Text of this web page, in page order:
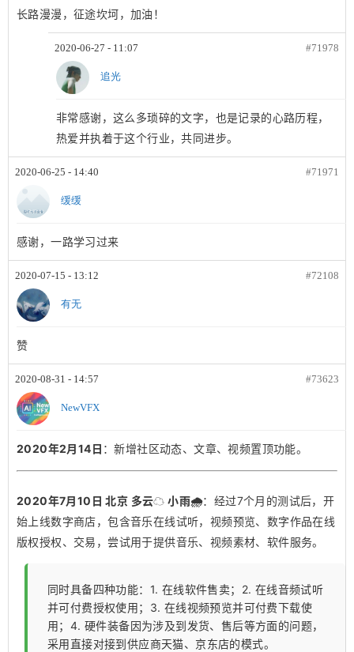
长路漫漫，征途坎坷，加油！
2020-06-27 - 11:07 #71978
追光
非常感谢，这么多琐碎的文字，也是记录的心路历程，
热爱并执着于这个行业，共同进步。
2020-06-25 - 14:40 #71971
缓缓
感谢，一路学习过来
2020-07-15 - 13:12 #72108
有无
赞
2020-08-31 - 14:57 #73623
NewVFX
2020年2月14日 ：新增社区动态、文章、视频置顶功能。
2020年7月10日 北京 多云☁️ 小雨🌧️：经过7个月的测试后，开
始上线数字商店，包含音乐在线试听，视频预览、数字作品在线
版权授权、交易，尝试用于提供音乐、视频素材、软件服务。
同时具备四种功能：1. 在线软件售卖；2. 在线音频试听
并可付费授权使用；3. 在线视频预览并可付费下载使
用；4. 硬件装备因为涉及到发货、售后等方面的问题，
采用直接对接到供应商天猫、京东店的模式。